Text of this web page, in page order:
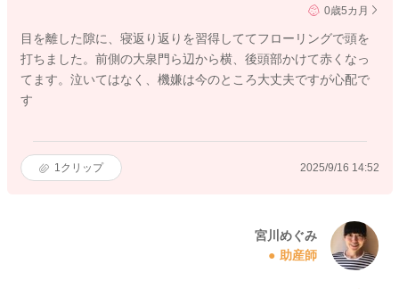
0歳5カ月
目を離した隙に、寝返り返りを習得しててフローリングで頭を
打ちました。前側の大泉門ら辺から横、後頭部かけて赤くなっ
てます。泣いてはなく、機嫌は今のところ大丈夫ですが心配で
す
1 クリップ 2025/9/16 14:52
宮川めぐみ
助産師